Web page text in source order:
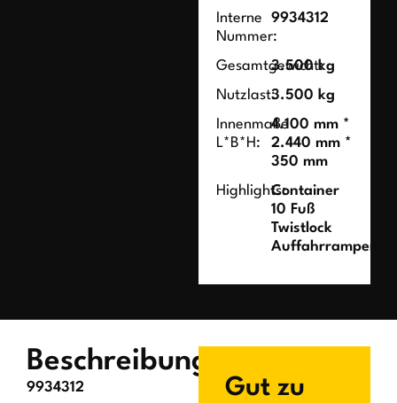
Interne
Nummer:
9934312
Gesamtgewicht:
3.500 kg
Nutzlast:3.500 kg
Innenmaße
L*B*H:
4.100 mm *
2.440 mm *
350 mm
Highlights:Container
10 Fuß
Twistlock
Auffahrrampen
Beschreibung
9934312
Gut zu